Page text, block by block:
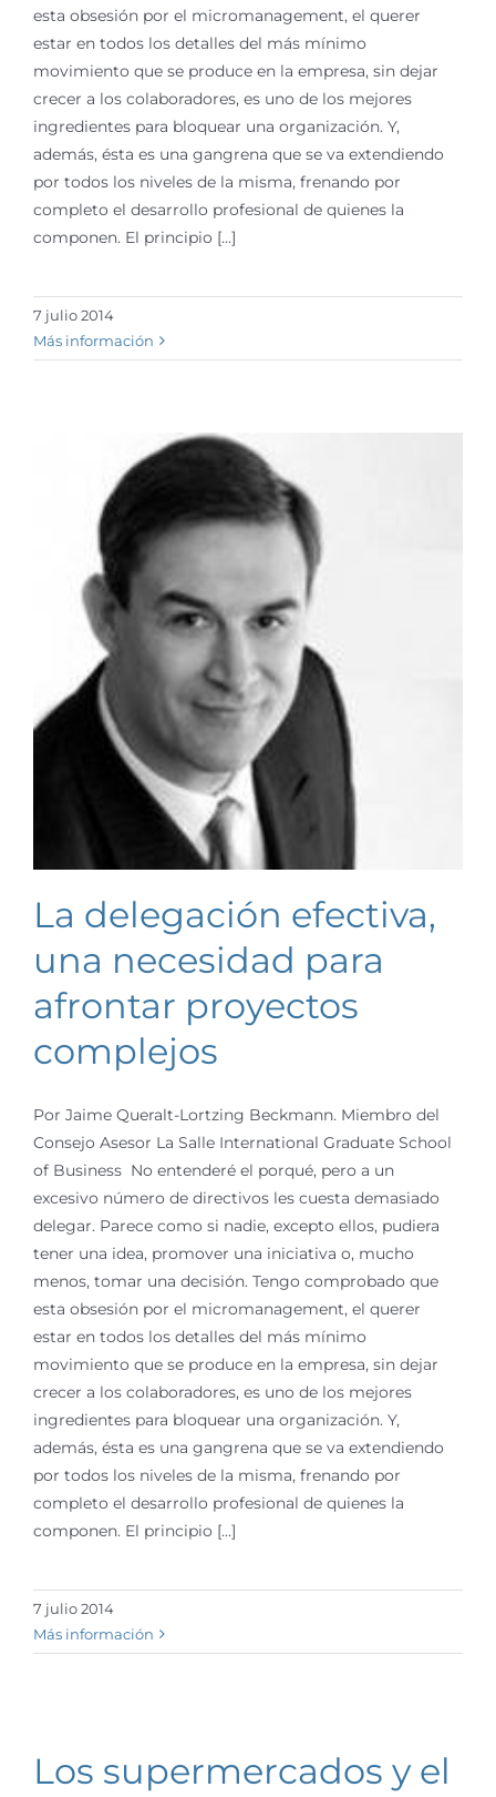
esta obsesión por el micromanagement, el querer
estar en todos los detalles del más mínimo
movimiento que se produce en la empresa, sin dejar
crecer a los colaboradores, es uno de los mejores
ingredientes para bloquear una organización. Y,
además, ésta es una gangrena que se va extendiendo
por todos los niveles de la misma, frenando por
completo el desarrollo profesional de quienes la
componen. El principio [...]
7 julio 2014
Más información
La delegación efectiva,
una necesidad para
afrontar proyectos
complejos
Por Jaime Queralt-Lortzing Beckmann. Miembro del
Consejo Asesor La Salle International Graduate School
of Business No entenderé el porqué, pero a un
excesivo número de directivos les cuesta demasiado
delegar. Parece como si nadie, excepto ellos, pudiera
tener una idea, promover una iniciativa o, mucho
menos, tomar una decisión. Tengo comprobado que
esta obsesión por el micromanagement, el querer
estar en todos los detalles del más mínimo
movimiento que se produce en la empresa, sin dejar
crecer a los colaboradores, es uno de los mejores
ingredientes para bloquear una organización. Y,
además, ésta es una gangrena que se va extendiendo
por todos los niveles de la misma, frenando por
completo el desarrollo profesional de quienes la
componen. El principio [...]
7 julio 2014
Más información
Los supermercados y el